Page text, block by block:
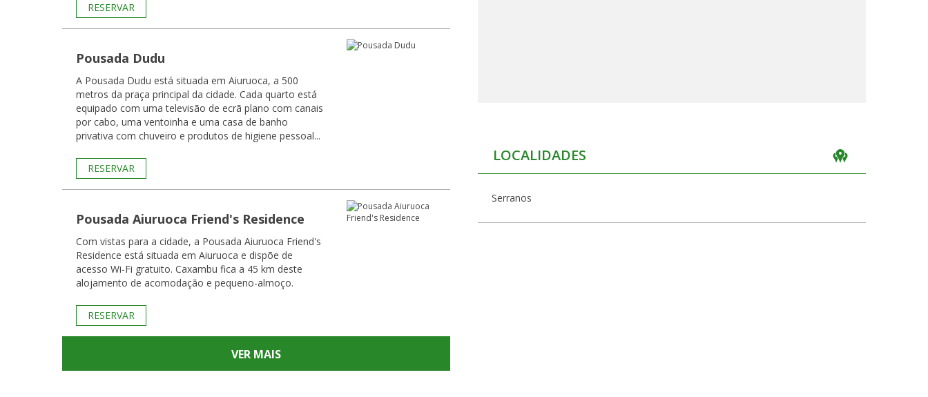
RESERVAR
Pousada Dudu
A Pousada Dudu está situada em Aiuruoca, a 500
metros da praça principal da cidade. Cada quarto está
equipado com uma televisão de ecrã plano com canais
por cabo, uma ventoinha e uma casa de banho
privativa com chuveiro e produtos de higiene pessoal...
RESERVAR
Pousada Aiuruoca Friend's Residence
Com vistas para a cidade, a Pousada Aiuruoca Friend's
Residence está situada em Aiuruoca e dispõe de
acesso Wi-Fi gratuito. Caxambu fica a 45 km deste
alojamento de acomodação e pequeno-almoço.
RESERVAR
VER MAIS
LOCALIDADES
Serranos